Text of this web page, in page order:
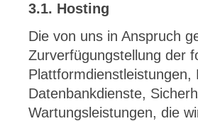
3.1. Hosting
Die von uns in Anspruch
Zurverfügungstellung der
Datenbankdienste,
Wartungsleistungen, die